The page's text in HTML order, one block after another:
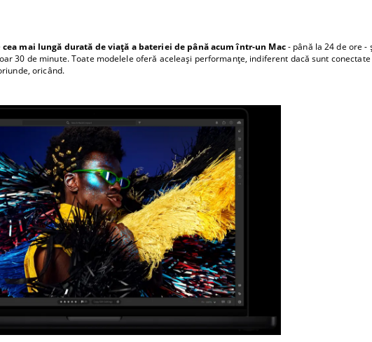
cea mai lungă durată de viață a bateriei de până acum într-un Mac- până la 24 de ore -
30 de minute. Toate modelele oferă aceleași performanțe, indiferent dacă sunt
oricând.